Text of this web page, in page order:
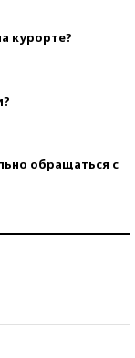
курорте?
обращаться с